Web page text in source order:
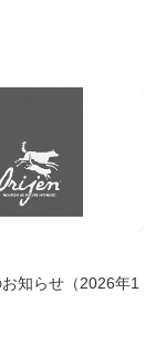
知らせ（2026年1